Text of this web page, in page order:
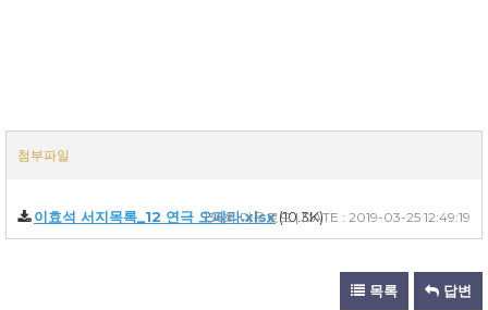
첨부파일
이효석 서지목록_12 연극 오페라.xlsx(10.3K)
136회 다운로드 | DATE : 2019-03-25 12:49:19
목록 답변